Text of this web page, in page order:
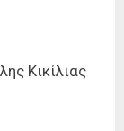
Κικίλιας